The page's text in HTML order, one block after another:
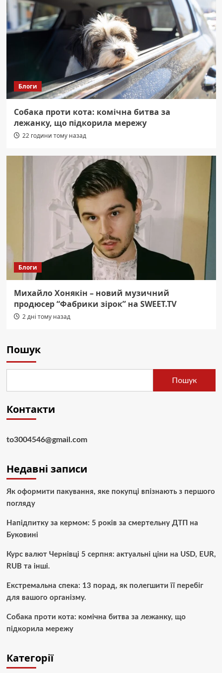
Блоги
Собака проти кота: комічна битва за
лежанку, що підкорила мережу
22 години тому назад
Блоги
Михайло Хонякін – новий музичний
продюсер “Фабрики зірок” на SWEET.TV
2 дні тому назад
Пошук
Пошук
Контакти
to3004546@gmail.com
Недавні записи
Як оформити пакування, яке покупці впізнають з першого
погляду
Напідпитку за кермом: 5 років за смертельну ДТП на
Буковині
Курс валют Чернівці 5 серпня: актуальні ціни на USD, EUR,
RUB та інші.
Екстремальна спека: 13 порад, як полегшити її перебіг
для вашого організму.
Собака проти кота: комічна битва за лежанку, що
підкорила мережу
Категорії